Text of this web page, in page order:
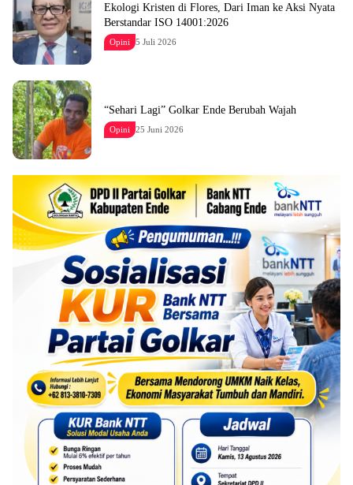
Ekologi Kristen di Flores, Dari Iman ke Aksi Nyata
Berstandar ISO 14001:2026
Opini 5 Juli 2026
“Sehari Lagi” Golkar Ende Berubah Wajah
Opini 25 Juni 2026